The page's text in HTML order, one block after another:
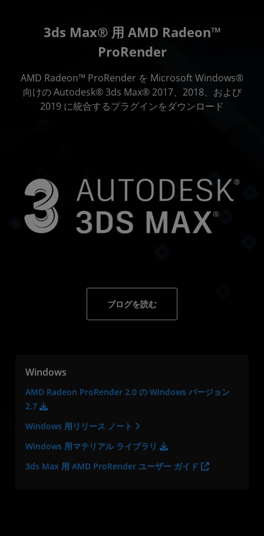
3ds Max® 用 AMD Radeon™
ProRender
AMD Radeon™ ProRender を Microsoft Windows®
向けの Autodesk® 3ds Max® 2017、2018、および
2019 に統合するプラグインをダウンロード
ブログを読む
Windows
AMD Radeon ProRender 2.0 の Windows バージョン
2.7
Windows 用リリース ノート
Windows 用マテリアル ライブラリ
3ds Max 用 AMD ProRender ユーザー ガイド